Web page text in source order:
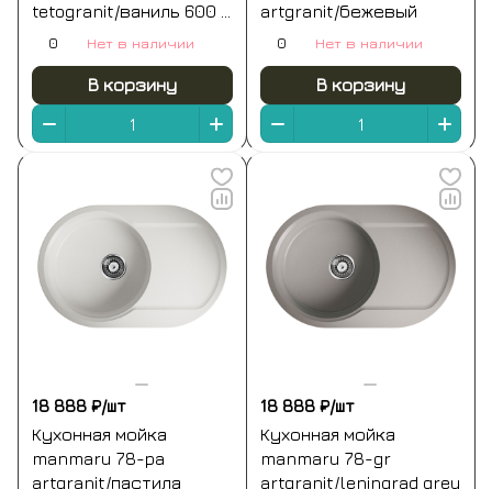
tetogranit/ваниль 600 x
470 x 195
0 Нет в наличии
В корзину
artgranit/бежевый
0 Нет в наличии
В корзину
18 888 ₽/шт
Кухонная мойка
manmaru 78-pa
artgranit/пастила
18 888 ₽/шт
Кухонная мойка
manmaru 78-gr
artgranit/leningrad grey